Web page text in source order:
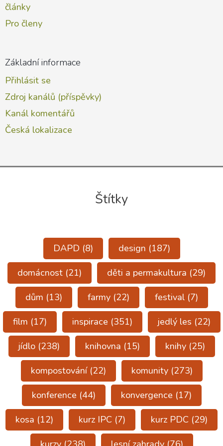
články
Pro členy
Základní informace
Přihlásit se
Zdroj kanálů (příspěvky)
Kanál komentářů
Česká lokalizace
Štítky
DAPD (8) design (187)
domácnost (21) děti a permakultura (29)
dům (13) farmy(22) festival(7)
film (17) inspirace (351) jedlý les (22)
jídlo(238) knihovna (15) knihy(25)
kompostování(22) komunity(273)
konference (44) konvergence (17)
kosa (12) kurz IPC (7) kurz PDC (29)